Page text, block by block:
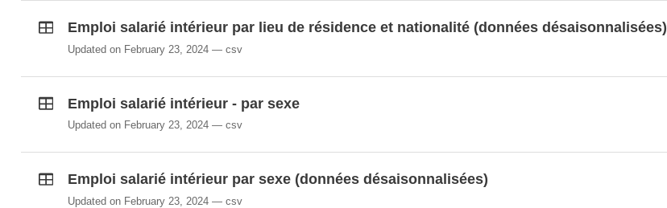
Emploi salarié intérieur par lieu de résidence et nationalité (données désaisonnalisées)
Updated on February 23, 2024 csv
Emploi salarié intérieur - par sexe
Updated on February 23, 2024 csv
Emploi salarié intérieur par sexe (données désaisonnalisées)
Updated on February 23, 2024 csv